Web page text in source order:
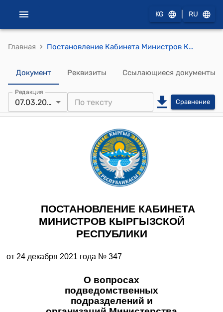
KG RU
Главная › Постановление Кабинета Министров КР от 24 декабря 2021 года № 347 "О вопросах подведомственных подразделений и организаций Министерства сельского хозяйства Кыргызской Республики"
Документ Реквизиты Ссылающиеся документы
Редакция
07.03.2024 Сравнение